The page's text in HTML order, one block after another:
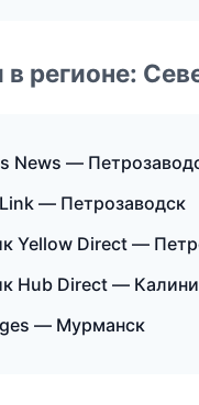
в регионе:
News —
— Петрозаводск
Yellow Direct —
Hub Direct —
— Мурманск